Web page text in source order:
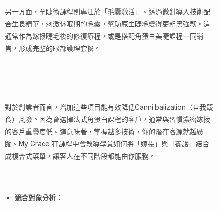
另一方面，孕睫術課程則專注於「毛囊激活」。透過微針導入技術配
合生長精華，刺激休眠期的毛囊，幫助原生睫毛變得更粗黑強韌。這
通常作為嫁接睫毛後的修復療程，或是搭配角蛋白美睫課程一同銷
售，形成完整的眼部護理套餐。
對於創業者而言，增加這些項目能有效降低Canni balization（自我競
食）風險。因為會選擇法式角蛋白課程的客戶，通常與習慣濃密嫁接
的客戶重疊度低。這意味著，掌握越多技術，你的潛在客源就越廣
闊。My Grace 在課程中會教導學員如何將「嫁接」與「養護」結合
成複合式菜單，讓客人在不同階段都能由你服務。
適合對象分析：